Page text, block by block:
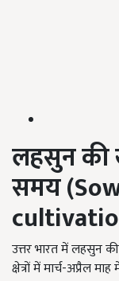
लहसुन की
समय (
उत्तर भारत में लहसुन
क्षेत्रों में मार्च-अप्रैल